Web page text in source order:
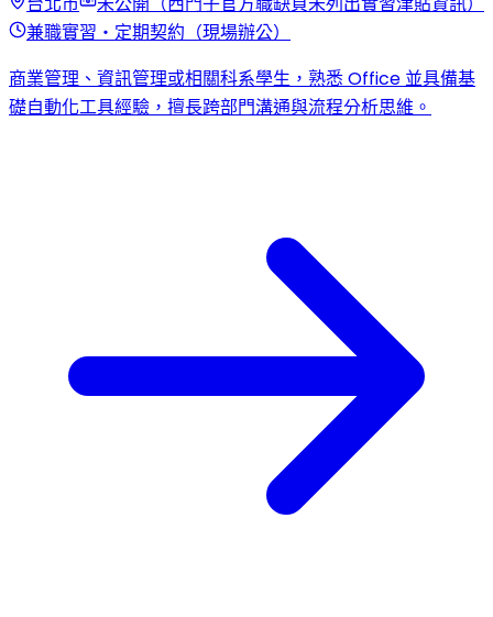
兼職實習・定期契約（現場辦公）
商業管理、資訊管理或相關科系學生，熟悉 Office 並具備基
礎自動化工具經驗，擅長跨部門溝通與流程分析思維。